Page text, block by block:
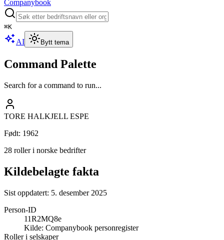
Companybook
⌘K
AI Bytt tema
Command Palette
Search for a command to run...
TORE HALKJELL ESPE
Født: 1962
28 roller i norske bedrifter
Kildebelagte fakta
Sist oppdatert: 5. desember 2025
Person-ID
11R2MQ8e
Kilde: Companybook personregister
Roller i selskaper